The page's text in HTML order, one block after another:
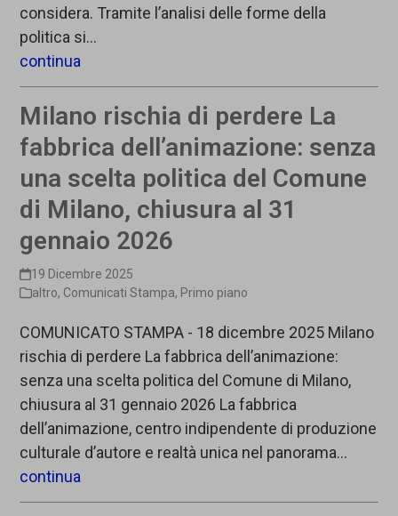
considera. Tramite l’analisi delle forme della
politica si…
continua
Milano rischia di perdere La
fabbrica dell’animazione: senza
una scelta politica del Comune
di Milano, chiusura al 31
gennaio 2026
19 Dicembre 2025
altro, Comunicati Stampa, Primo piano
COMUNICATO STAMPA - 18 dicembre 2025 Milano
rischia di perdere La fabbrica dell’animazione:
senza una scelta politica del Comune di Milano,
chiusura al 31 gennaio 2026 La fabbrica
dell’animazione, centro indipendente di produzione
culturale d’autore e realtà unica nel panorama…
continua